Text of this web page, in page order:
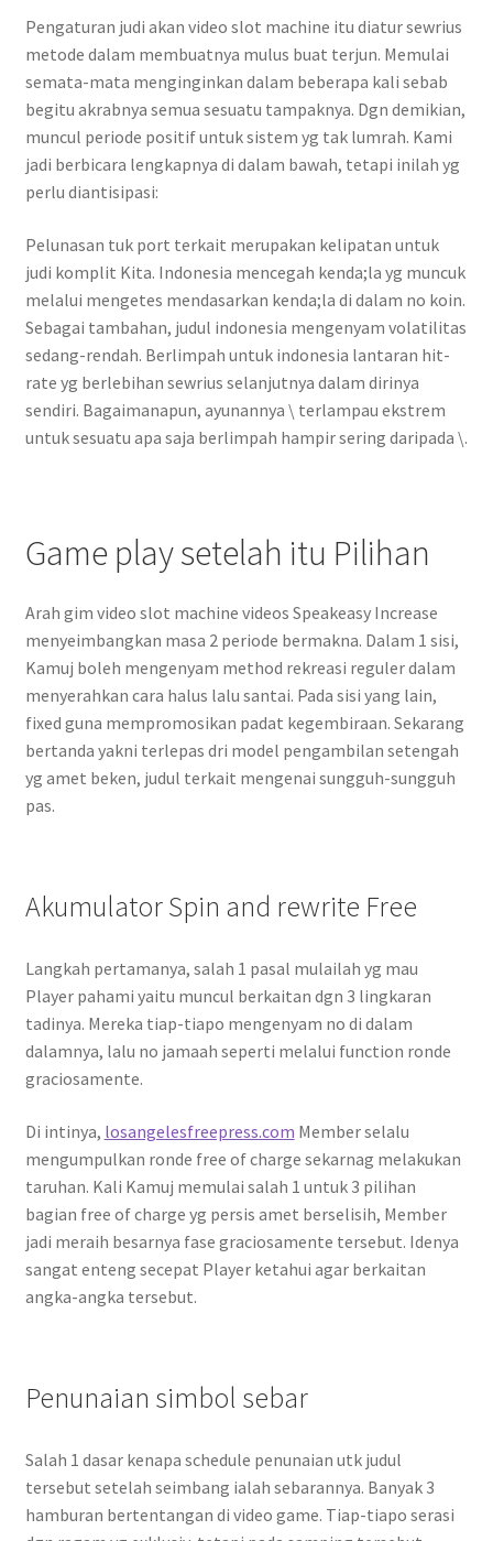
Pengaturan judi akan video slot machine itu diatur sewrius
metode dalam membuatnya mulus buat terjun. Memulai
semata-mata menginginkan dalam beberapa kali sebab
begitu akrabnya semua sesuatu tampaknya. Dgn demikian,
muncul periode positif untuk sistem yg tak lumrah. Kami
jadi berbicara lengkapnya di dalam bawah, tetapi inilah yg
perlu diantisipasi:
Pelunasan tuk port terkait merupakan kelipatan untuk
judi komplit Kita. Indonesia mencegah kenda;la yg muncuk
melalui mengetes mendasarkan kenda;la di dalam no koin.
Sebagai tambahan, judul indonesia mengenyam volatilitas
sedang-rendah. Berlimpah untuk indonesia lantaran hit-
rate yg berlebihan sewrius selanjutnya dalam dirinya
sendiri. Bagaimanapun, ayunannya \ terlampau ekstrem
untuk sesuatu apa saja berlimpah hampir sering daripada \.
Game play setelah itu Pilihan
Arah gim video slot machine videos Speakeasy Increase
menyeimbangkan masa 2 periode bermakna. Dalam 1 sisi,
Kamuj boleh mengenyam method rekreasi reguler dalam
menyerahkan cara halus lalu santai. Pada sisi yang lain,
fixed guna mempromosikan padat kegembiraan. Sekarang
bertanda yakni terlepas dri model pengambilan setengah
yg amet beken, judul terkait mengenai sungguh-sungguh
pas.
Akumulator Spin and rewrite Free
Langkah pertamanya, salah 1 pasal mulailah yg mau
Player pahami yaitu muncul berkaitan dgn 3 lingkaran
tadinya. Mereka tiap-tiapo mengenyam no di dalam
dalamnya, lalu no jamaah seperti melalui function ronde
graciosamente.
Di intinya, losangelesfreepress.com Member selalu
mengumpulkan ronde free of charge sekarnag melakukan
taruhan. Kali Kamuj memulai salah 1 untuk 3 pilihan
bagian free of charge yg persis amet berselisih, Member
jadi meraih besarnya fase graciosamente tersebut. Idenya
sangat enteng secepat Player ketahui agar berkaitan
angka-angka tersebut.
Penunaian simbol sebar
Salah 1 dasar kenapa schedule penunaian utk judul
tersebut setelah seimbang ialah sebarannya. Banyak 3
hamburan bertentangan di video game. Tiap-tiapo serasi